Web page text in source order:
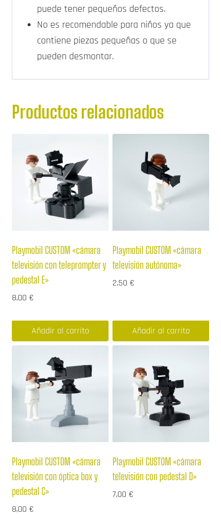
puede tener pequeños defectos.
No es recomendable para niños ya que
contiene piezas pequeñas o que se
pueden desmontar.
Productos relacionados
Playmobil CUSTOM «cámara
televisión con teleprompter y
pedestal E»
8,00 €
Añadir al carrito
Playmobil CUSTOM «cámara
televisión autónoma»
2,50 €
Añadir al carrito
Playmobil CUSTOM «cámara
televisión con óptica box y
pedestal C»
8,00 €
Playmobil CUSTOM «cámara
televisión con pedestal D»
7,00 €